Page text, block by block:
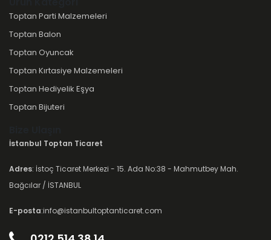
Toptan Parti Malzemeleri
Toptan Balon
Toptan Oyuncak
Toptan Kırtasiye Malzemeleri
Toptan Hediyelik Eşya
Toptan Bijuteri
İstanbul Toptan Ticaret
Adres: İstoç Ticaret Merkezi - 15. Ada No:38 - Mahmutbey Mah.
Bağcılar / İSTANBUL
E-posta:info@istanbultoptanticaret.com